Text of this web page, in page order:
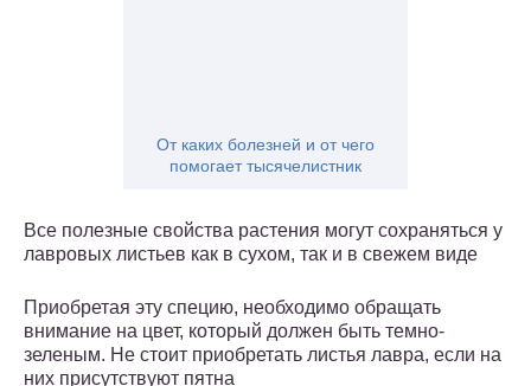
От каких болезней и от чего
помогает тысячелистник
Все полезные свойства растения могут сохраняться у
лавровых листьев как в сухом, так и в свежем виде
Приобретая эту специю, необходимо обращать
внимание на цвет, который должен быть темно-
зеленым. Не стоит приобретать листья лавра, если на
них присутствуют пятна